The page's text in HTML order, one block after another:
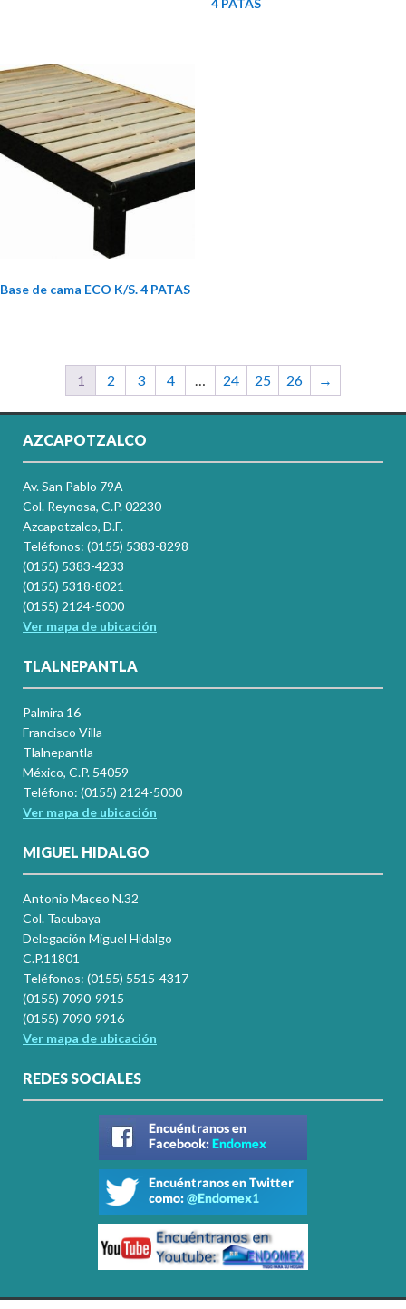
4 PATAS
Base de cama ECO K/S. 4 PATAS
1 2 3 4 … 24 25 26 →
AZCAPOTZALCO
Av. San Pablo 79A
Col. Reynosa, C.P. 02230
Azcapotzalco, D.F.
Teléfonos: (0155) 5383-8298
(0155) 5383-4233
(0155) 5318-8021
(0155) 2124-5000
Ver mapa de ubicación
TLALNEPANTLA
Palmira 16
Francisco Villa
Tlalnepantla
México, C.P. 54059
Teléfono: (0155) 2124-5000
Ver mapa de ubicación
MIGUEL HIDALGO
Antonio Maceo N.32
Col. Tacubaya
Delegación Miguel Hidalgo
C.P.11801
Teléfonos: (0155) 5515-4317
(0155) 7090-9915
(0155) 7090-9916
Ver mapa de ubicación
REDES SOCIALES